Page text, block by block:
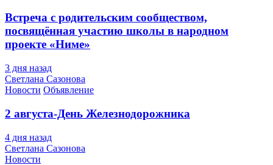
Встреча с родительским сообществом,
посвящённая участию школы в народном
проекте «Ниме»
3 дня назад
Светлана Сазонова
Новости Объявление
2 августа-День Железнодорожника
4 дня назад
Светлана Сазонова
Новости